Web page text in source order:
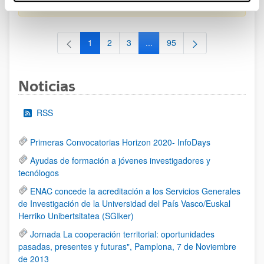
al 30/07/2026 (ambos incluídos)
Página
1 Página
2 Página
3 ...Páginas intermedias Use TAB
Página
95
Noticias
RSS
Primeras Convocatorias Horizon 2020- InfoDays
Ayudas de formación a jóvenes investigadores y
tecnólogos
ENAC concede la acreditación a los Servicios Generales
de Investigación de la Universidad del País Vasco/Euskal
Herriko Unibertsitatea (SGIker)
Jornada La cooperación territorial: oportunidades
pasadas, presentes y futuras", Pamplona, 7 de Noviembre
de 2013